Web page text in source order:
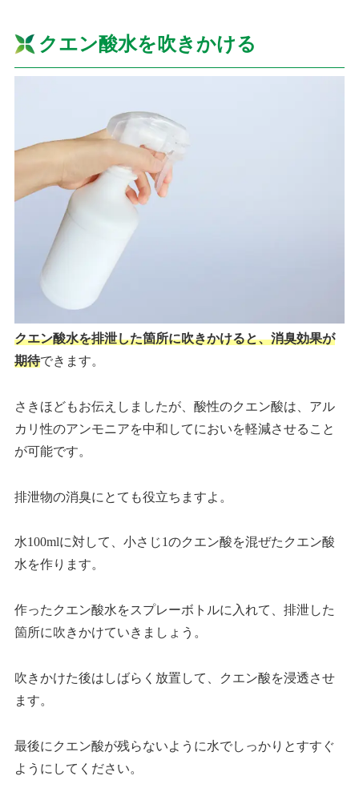
クエン酸水を吹きかける
クエン酸水を排泄した箇所に吹きかけると、消臭効果が
期待できます。
さきほどもお伝えしましたが、酸性のクエン酸は、アル
カリ性のアンモニアを中和してにおいを軽減させること
が可能です。
排泄物の消臭にとても役立ちますよ。
水100mlに対して、小さじ1のクエン酸を混ぜたクエン酸
水を作ります。
作ったクエン酸水をスプレーボトルに入れて、排泄した
箇所に吹きかけていきましょう。
吹きかけた後はしばらく放置して、クエン酸を浸透させ
ます。
最後にクエン酸が残らないように水でしっかりとすすぐ
ようにしてください。